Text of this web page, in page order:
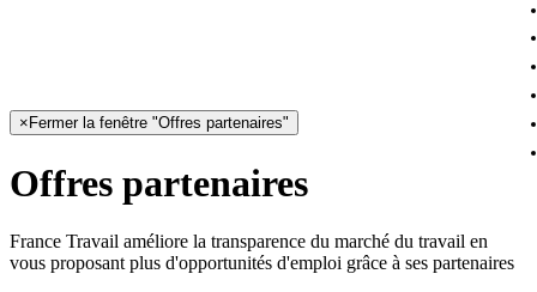
× Fermer la fenêtre "Offres partenaires"
Offres partenaires
France Travail améliore la transparence du marché du travail en
vous proposant plus d'opportunités d'emploi grâce à ses partenaires